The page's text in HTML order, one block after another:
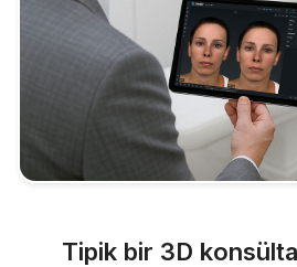
Tipik bir 3D